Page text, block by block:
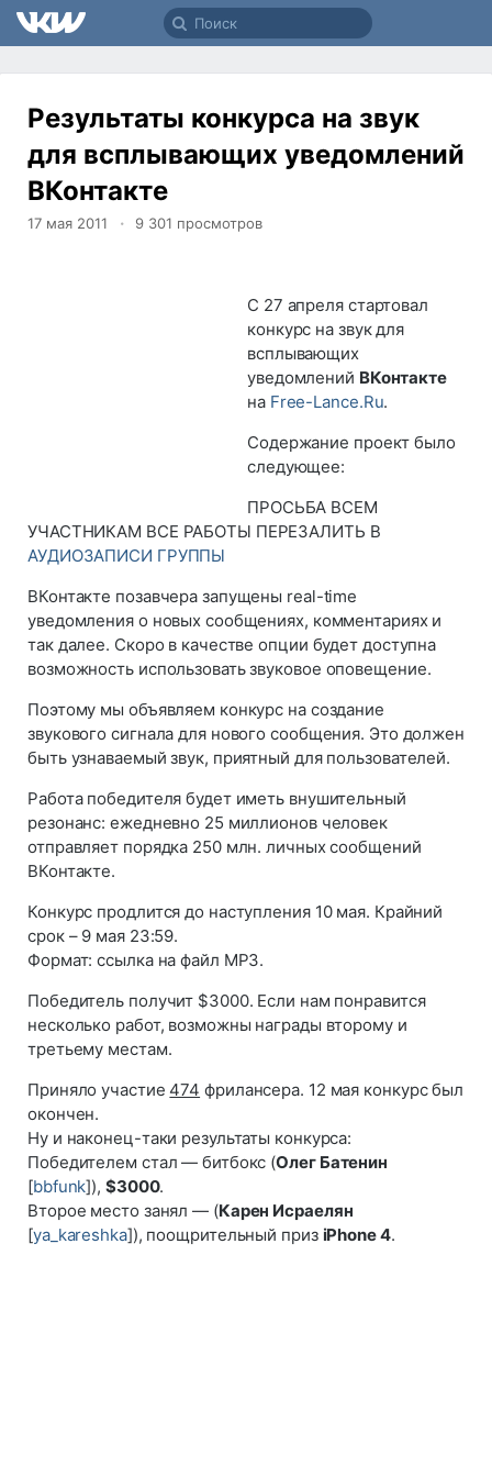
Результаты конкурса на звук
для всплывающих уведомлений
ВКонтакте
17 мая 2011 9 301 просмотров
С 27 апреля стартовал
конкурс на звук для
всплывающих
уведомлений ВКонтакте
на Free-Lance.Ru.
Содержание проект было
следующее:
ПРОСЬБА ВСЕМ
УЧАСТНИКАМ ВСЕ РАБОТЫ ПЕРЕЗАЛИТЬ В
АУДИОЗАПИСИ ГРУППЫ
ВКонтакте позавчера запущены real-time
уведомления о новых сообщениях, комментариях и
так далее. Скоро в качестве опции будет доступна
возможность использовать звуковое оповещение.
Поэтому мы объявляем конкурс на создание
звукового сигнала для нового сообщения. Это должен
быть узнаваемый звук, приятный для пользователей.
Работа победителя будет иметь внушительный
резонанс: ежедневно 25 миллионов человек
отправляет порядка 250 млн. личных сообщений
ВКонтакте.
Конкурс продлится до наступления 10 мая. Крайний
срок – 9 мая 23:59.
Формат: ссылка на файл MP3.
Победитель получит $3000. Если нам понравится
несколько работ, возможны награды второму и
третьему местам.
Приняло участие 474 фрилансера. 12 мая конкурс был
окончен.
Ну и наконец-таки результаты конкурса:
Победителем стал — битбокс (Олег Батенин
[bbfunk]), $3000.
Второе место занял — (Карен Исраелян
[ya_kareshka]), поощрительный приз iPhone 4.